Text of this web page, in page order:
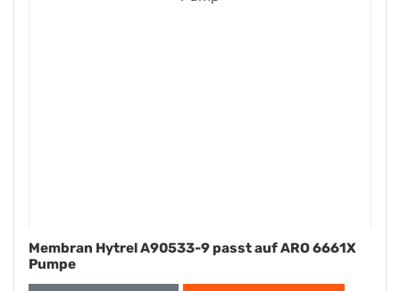
Membran Hytrel A90533-9 passt auf ARO 6661X
Pumpe